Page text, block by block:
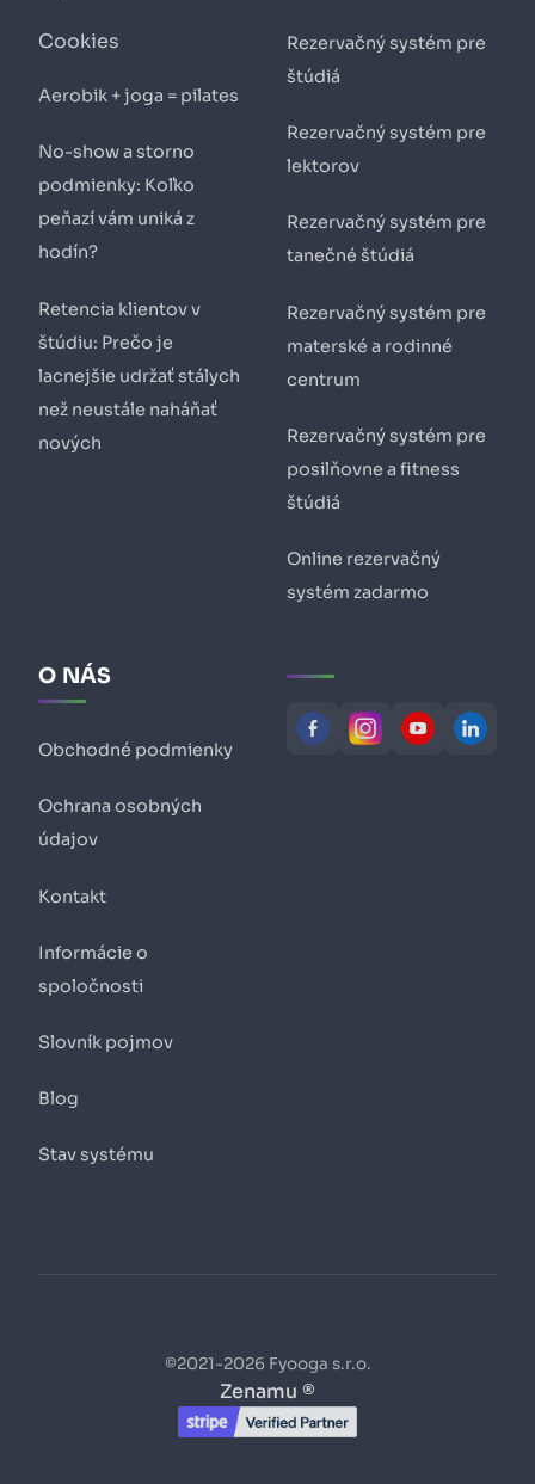
Cookies
Aerobik + joga = pilates
No-show a storno
podmienky: Koľko
peňazí vám uniká z
hodín?
Retencia klientov v
štúdiu: Prečo je
lacnejšie udržať stálych
než neustále naháňať
nových
Rezervačný systém pre
štúdiá
Rezervačný systém pre
lektorov
Rezervačný systém pre
tanečné štúdiá
Rezervačný systém pre
materské a rodinné
centrum
Rezervačný systém pre
posilňovne a fitness
štúdiá
Online rezervačný
systém zadarmo
O NÁS
Obchodné podmienky
Ochrana osobných
údajov
Kontakt
Informácie o
spoločnosti
Slovník pojmov
Blog
Stav systému
©2021-2026 Fyooga s.r.o.
Zenamu ®